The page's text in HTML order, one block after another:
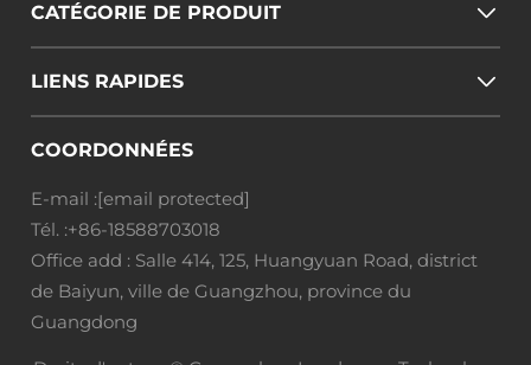
CATÉGORIE DE PRODUIT
LIENS RAPIDES
COORDONNÉES
E-mail :[email protected]
Tél. :+86-18588703018
Office add : Salle 414, 125, Huangyuan Road, district
de Baiyun, ville de Guangzhou, province du
Guangdong